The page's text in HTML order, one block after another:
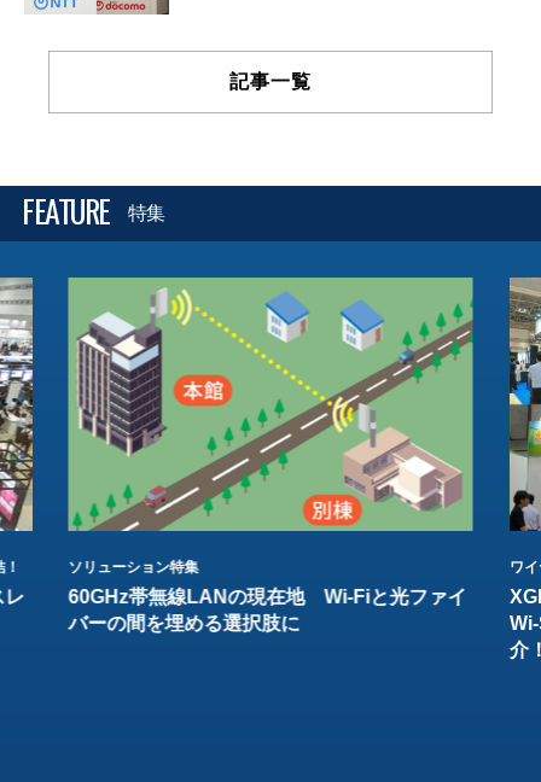
記事一覧
FEATURE 特集
レ
ソリューション特集
60GHz帯無線LANの現在地 Wi-Fiと光ファイ
バーの間を埋める選択肢に
ワ
介